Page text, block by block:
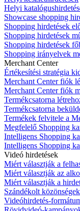
Helyi
Showcase shopping
Shopping hirdetések
Shopping hirdetések
Shopping hirdetések
Shopping irányelvek
Merchant Center
Értékesítési stratégia
Merchant Center fiók
Merchant Center fiók
Termékcsatorna
Termékcsatorna
Termékek felvitele a
Megfelelő Shopping
Intelligens Shopping
Intelligens Shopping
Videó hirdetések
Miért választják a
Miért választják az
Miért választják a
Szándékolt közönségek
Videóhirdetés-